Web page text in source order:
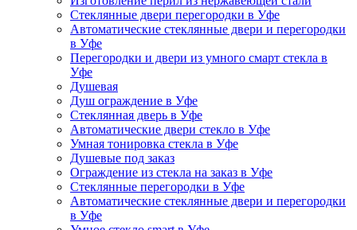
Стеклянные двери перегородки в Уфе
Автоматические стеклянные двери и перегородки
в Уфе
Перегородки и двери из умного смарт стекла в
Уфе
Душевая
Душ ограждение в Уфе
Стеклянная дверь в Уфе
Автоматические двери стекло в Уфе
Умная тонировка стекла в Уфе
Душевые под заказ
Ограждение из стекла на заказ в Уфе
Стеклянные перегородки в Уфе
Автоматические стеклянные двери и перегородки
в Уфе